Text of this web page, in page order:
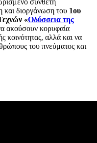
συνθέτη
και διοργάνωση του 1ου
«Οδύσσεια της
ακούσουν κορυφαία
κοινότητας, αλλά και να
του πνεύματος και